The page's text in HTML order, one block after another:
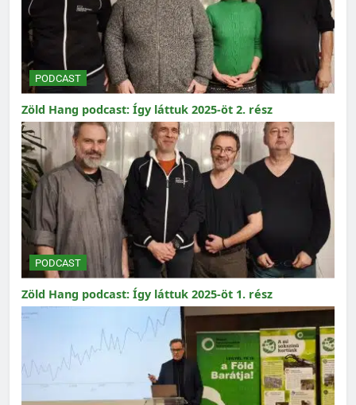
PODCAST
Zöld Hang podcast: Így láttuk 2025-öt 2. rész
PODCAST
Zöld Hang podcast: Így láttuk 2025-öt 1. rész